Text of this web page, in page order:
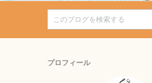
プロフィール